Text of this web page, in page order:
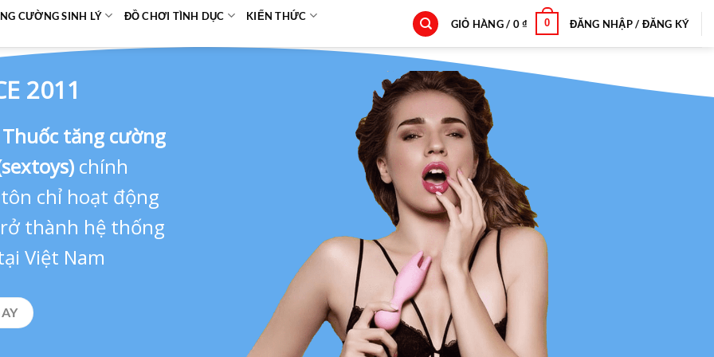
CƯỜNG SINH LÝ ĐỒ CHƠI TÌNH DỤC KIẾN THỨC
GIỎ HÀNG / 0₫ 0 ĐĂNG NHẬP / ĐĂNG KÝ
2011
Thuốc tăng cường
chính
chỉ hoạt động
thành hệ thống
Việt Nam